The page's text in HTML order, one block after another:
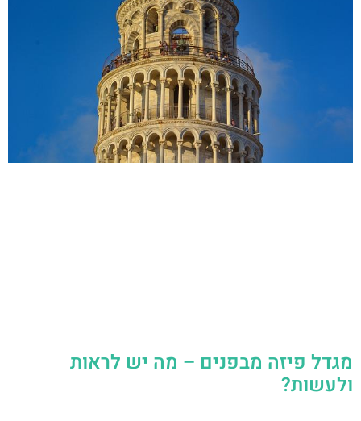
מגדל פיזה מבפנים – מה יש לראות
ולעשות?